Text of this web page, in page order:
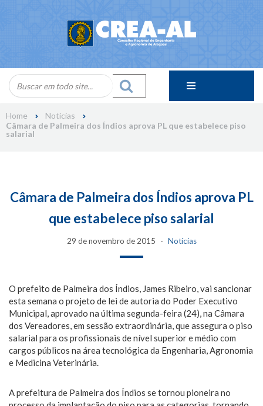
Home
Notícias
Câmara de Palmeira dos Índios aprova PL que estabelece piso
salarial
Câmara de Palmeira dos Índios aprova PL
que estabelece piso salarial
29 de novembro de 2015 Notícias
O prefeito de Palmeira dos Índios, James Ribeiro, vai sancionar
esta semana o projeto de lei de autoria do Poder Executivo
Municipal, aprovado na última segunda-feira (24), na Câmara
dos Vereadores, em sessão extraordinária, que assegura o piso
salarial para os profissionais de nível superior e médio com
cargos públicos na área tecnológica da Engenharia, Agronomia
e Medicina Veterinária.
A prefeitura de Palmeira dos Índios se tornou pioneira no